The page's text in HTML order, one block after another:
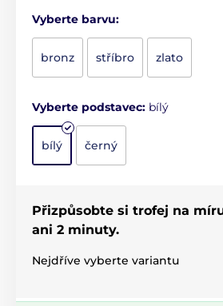
Vyberte barvu:
bronz stříbro zlato
Vyberte podstavec: bílý
bílý černý
Přizpůsobte si trofej na
ani 2 minuty.
Nejdříve vyberte variantu